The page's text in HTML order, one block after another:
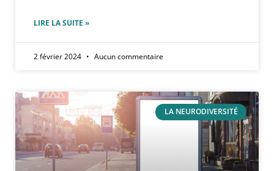
LIRE LA SUITE »
2 février 2024 Aucun commentaire
LA NEURODIVERSITÉ